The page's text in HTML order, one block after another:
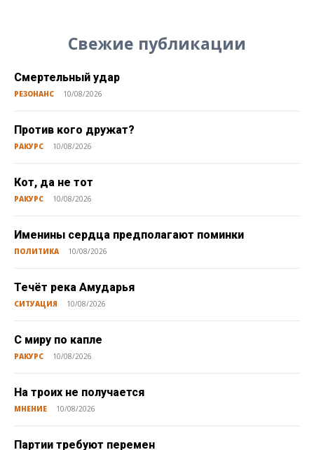
Свежие публикации
Смертельный удар
РЕЗОНАНС 10/08/2026
Против кого дружат?
РАКУРС 10/08/2026
Кот, да не тот
РАКУРС 10/08/2026
Именины сердца предполагают поминки
ПОЛИТИКА 10/08/2026
Течёт река Амударья
СИТУАЦИЯ 10/08/2026
С миру по капле
РАКУРС 10/08/2026
На троих не получается
МНЕНИЕ 10/08/2026
Партии требуют перемен